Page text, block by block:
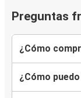
Preguntas
¿Cómo
¿Cómo